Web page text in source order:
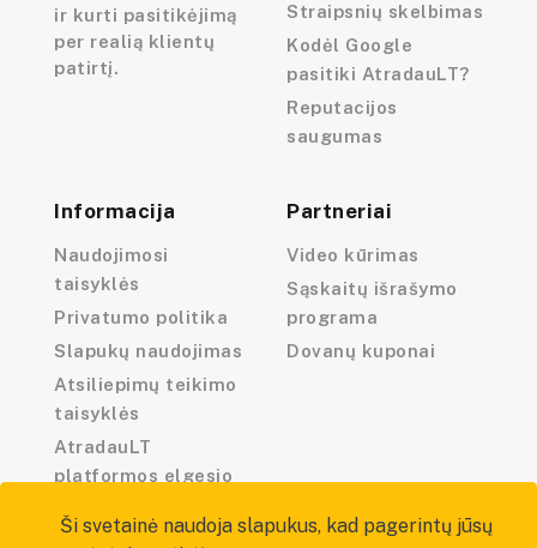
ir kurti pasitikėjimą
per realią klientų
patirtį.
Straipsnių skelbimas
Kodėl Google
pasitiki AtradauLT?
Reputacijos
saugumas
Informacija
Naudojimosi
taisyklės
Privatumo politika
Slapukų naudojimas
Atsiliepimų teikimo
taisyklės
AtradauLT
platformos elgesio
Partneriai
Video kūrimas
Sąskaitų išrašymo
programa
Dovanų kuponai
Ši svetainė naudoja slapukus, kad pagerintų jūsų